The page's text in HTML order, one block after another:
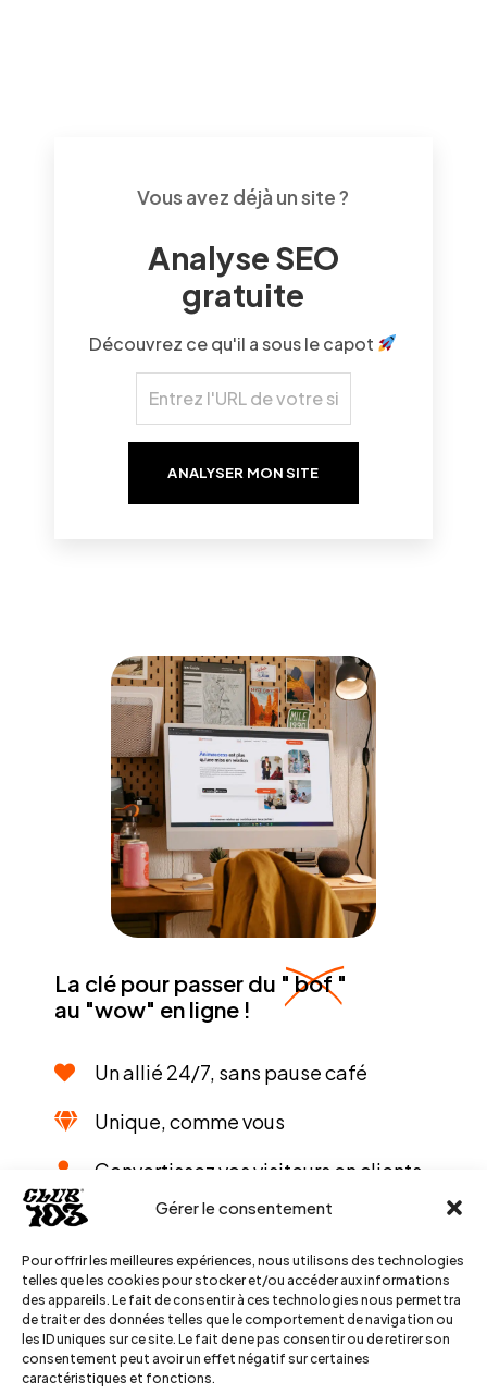
Gérer le consentement
Pour offrir les meilleures expériences, nous utilisons des technologies
telles que les cookies pour stocker et/ou accéder aux informations
des appareils. Le fait de consentir à ces technologies nous permettra
de traiter des données telles que le comportement de navigation ou
les ID uniques sur ce site. Le fait de ne pas consentir ou de retirer son
consentement peut avoir un effet négatif sur certaines
caractéristiques et fonctions.
Vous avez déjà un site ?
Analyse SEO
gratuite
Découvrez ce qu'il a sous le capot
ANALYSER MON SITE
La clé pour passer du " bof "
au "wow" en ligne !
Un allié 24/7, sans pause café
Unique, comme vous
Convertissez vos visiteurs en clients
Faites parler de vous ! Localement